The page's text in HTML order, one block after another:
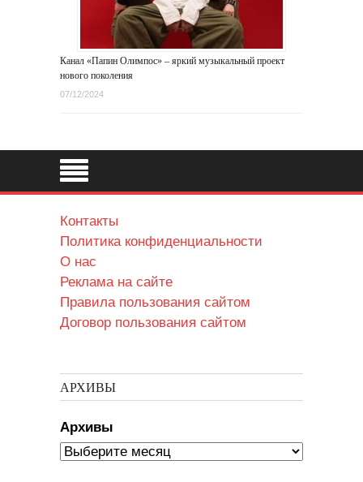
Канал «Папин Олимпос» – яркий музыкальный проект
нового поколения
07/12/2024
Контакты
Политика конфиденциальности
О нас
Реклама на сайте
Правила пользования сайтом
Договор пользования сайтом
АРХИВЫ
Архивы